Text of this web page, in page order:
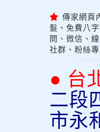
傳家網頁
髮、免費八
問、微信、
社群、粉絲專
● 台
二段
市永